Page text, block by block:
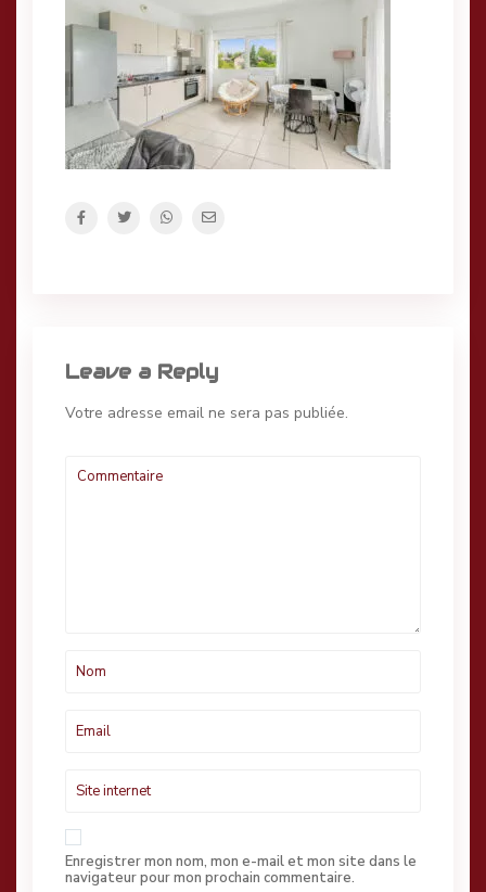
Leave a Reply
Votre adresse email ne sera pas publiée.
Enregistrer mon nom, mon e-mail et mon site dans le
navigateur pour mon prochain commentaire.